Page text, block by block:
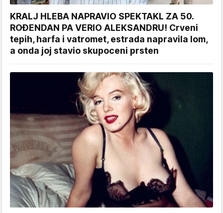
KRALJ HLEBA NAPRAVIO SPEKTAKL ZA 50.
ROĐENDAN PA VERIO ALEKSANDRU! Crveni
tepih, harfa i vatromet, estrada napravila lom,
a onda joj stavio skupoceni prsten